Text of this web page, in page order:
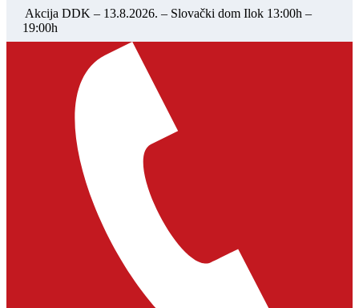
Akcija DDK – 13.8.2026. – Slovački dom Ilok 13:00h –
19:00h